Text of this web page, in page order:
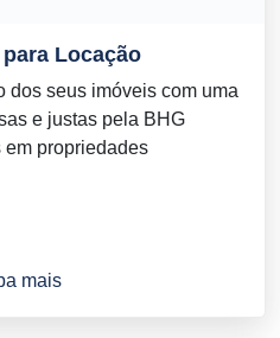
Locação
dos seus imóveis com uma
e justas pela BHG
propriedades
mais